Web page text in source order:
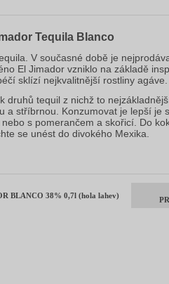
Tequila Blanco
V současné době je
El Jimador vzniklo na základě
sklízí nejkvalitnější rostliny agáve.
druhů tequil z nichž to
a stříbrnou. Konzumovat je lepší je
s pomerančem a skořicí. Do
se unést do divokého Mexika.
BLANCO 38% 0,7l (hola lahev)